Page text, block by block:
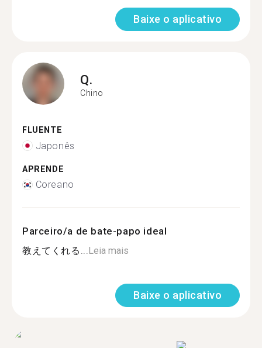
Baixe o aplicativo
Q.
Chino
FLUENTE
Japonês
APRENDE
Coreano
Parceiro/a de bate-papo ideal
教えてくれる...Leia mais
Baixe o aplicativo